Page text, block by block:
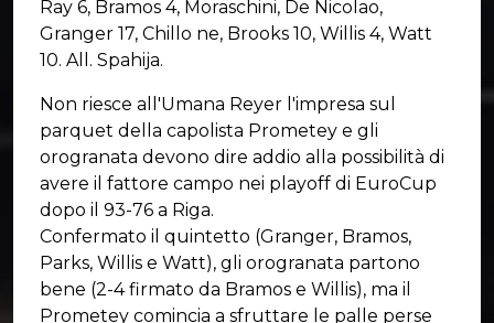
Ray 6, Bramos 4, Moraschini, De Nicolao,
Granger 17, Chillo ne, Brooks 10, Willis 4, Watt
10. All. Spahija.
Non riesce all'Umana Reyer l'impresa sul
parquet della capolista Prometey e gli
orogranata devono dire addio alla possibilità di
avere il fattore campo nei playoff di EuroCup
dopo il 93-76 a Riga.
Confermato il quintetto (Granger, Bramos,
Parks, Willis e Watt), gli orogranata partono
bene (2-4 firmato da Bramos e Willis), ma il
Prometey comincia a sfruttare le palle perse